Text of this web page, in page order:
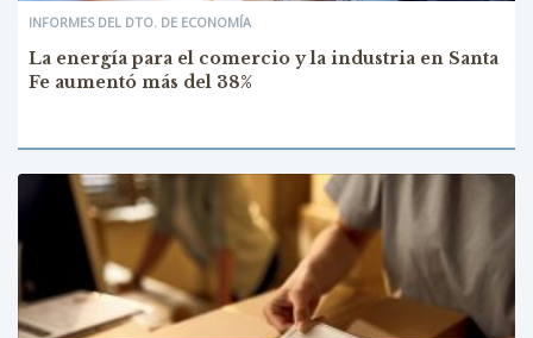
INFORMES DEL DTO. DE ECONOMÍA
La energía para el comercio y la industria en Santa
Fe aumentó más del 38%